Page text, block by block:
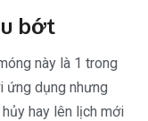
bớt
này là 1 trong
ứng dụng nhưng
hay lên lịch mới